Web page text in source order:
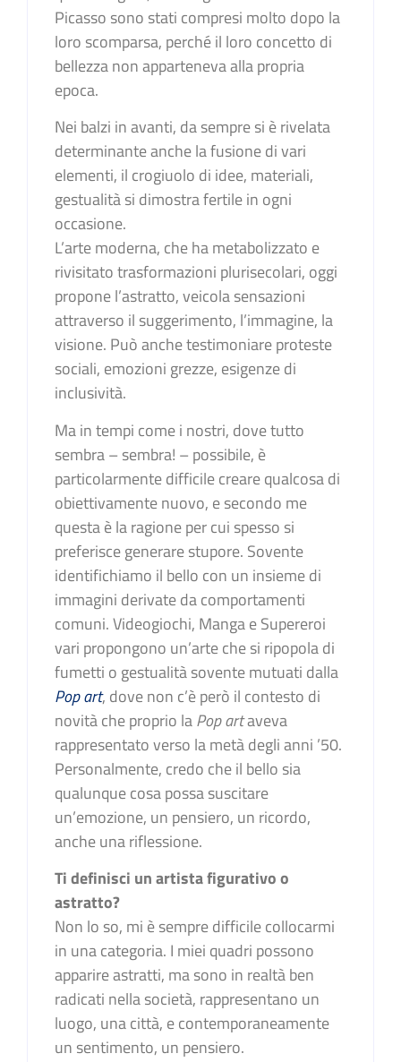
Picasso sono stati compresi molto dopo la
loro scomparsa, perché il loro concetto di
bellezza non apparteneva alla propria
epoca.
Nei balzi in avanti, da sempre si è rivelata
determinante anche la fusione di vari
elementi, il crogiuolo di idee, materiali,
gestualità si dimostra fertile in ogni
occasione.
L’arte moderna, che ha metabolizzato e
rivisitato trasformazioni plurisecolari, oggi
propone l’astratto, veicola sensazioni
attraverso il suggerimento, l’immagine, la
visione. Può anche testimoniare proteste
sociali, emozioni grezze, esigenze di
inclusività.
Ma in tempi come i nostri, dove tutto
sembra – sembra! – possibile, è
particolarmente difficile creare qualcosa di
obiettivamente nuovo, e secondo me
questa è la ragione per cui spesso si
preferisce generare stupore. Sovente
identifichiamo il bello con un insieme di
immagini derivate da comportamenti
comuni. Videogiochi, Manga e Supereroi
vari propongono un’arte che si ripopola di
fumetti o gestualità sovente mutuati dalla
Pop art, dove non c’è però il contesto di
novità che proprio laPop artaveva
rappresentato verso la metà degli anni ’50.
Personalmente, credo che il bello sia
qualunque cosa possa suscitare
un’emozione, un pensiero, un ricordo,
anche una riflessione.
Ti definisci un artista figurativo o
astratto?
Non lo so, mi è sempre difficile collocarmi
in una categoria. I miei quadri possono
apparire astratti, ma sono in realtà ben
radicati nella società, rappresentano un
luogo, una città, e contemporaneamente
un sentimento, un pensiero.